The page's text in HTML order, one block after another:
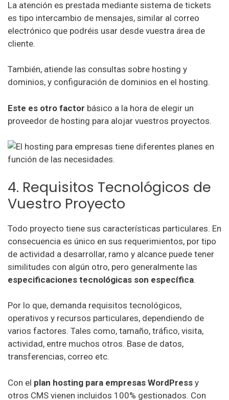
La atención es prestada mediante sistema de tickets
es tipo intercambio de mensajes, similar al correo
electrónico que podréis usar desde vuestra área de
cliente.
También, atiende las consultas sobre hosting y
dominios, y configuración de dominios en el hosting.
Este es otro factor básico a la hora de elegir un
proveedor de hosting para alojar vuestros proyectos.
4. Requisitos Tecnológicos de
Vuestro Proyecto
Todo proyecto tiene sus características particulares. En
consecuencia es único en sus requerimientos, por tipo
de actividad a desarrollar, ramo y alcance puede tener
similitudes con algún otro, pero generalmente las
especificaciones tecnológicas son específica.
Por lo que, demanda requisitos tecnológicos,
operativos y recursos particulares, dependiendo de
varios factores. Tales como, tamaño, tráfico, visita,
actividad, entre muchos otros. Base de datos,
transferencias, correo etc.
Con el plan hosting para empresas WordPress y
otros CMS vienen incluidos 100% gestionados. Con